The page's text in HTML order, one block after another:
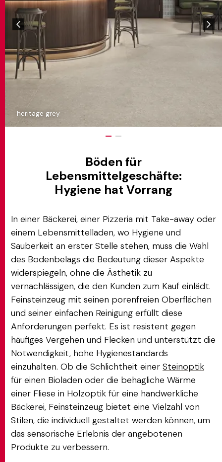
heritage grey
Böden für
Lebensmittelgeschäfte:
Hygiene hat Vorrang
In einer Bäckerei, einer Pizzeria mit Take-away oder
einem Lebensmittelladen, wo Hygiene und
Sauberkeit an erster Stelle stehen, muss die Wahl
des Bodenbelags die Bedeutung dieser Aspekte
widerspiegeln, ohne die Ästhetik zu
vernachlässigen, die den Kunden zum Kauf einlädt.
Feinsteinzeug mit seinen porenfreien Oberflächen
und seiner einfachen Reinigung erfüllt diese
Anforderungen perfekt. Es ist resistent gegen
häufiges Vergehen und Flecken und unterstützt die
Notwendigkeit, hohe Hygienestandards
einzuhalten. Ob die Schlichtheit einer Steinoptik
für einen Bioladen oder die behagliche Wärme
einer Fliese in Holzoptik für eine handwerkliche
Bäckerei, Feinsteinzeug bietet eine Vielzahl von
Stilen, die individuell gestaltet werden können, um
das sensorische Erlebnis der angebotenen
Produkte zu verbessern.